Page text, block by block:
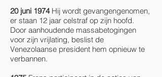
20 juni 1974Hij wordt gevangengenomen,
er staan 12 jaar celstraf op zijn hoofd.
Door aanhoudende massabetogingen
voor zijn vrijlating, beslist de
Venezolaanse president hem opnieuw te
verbannen.